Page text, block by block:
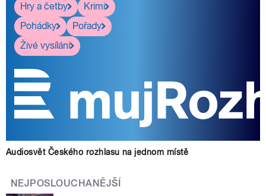
Hry a četby
Krimi
Pohádky
Pořady
Živé vysílání
Audiosvět Českého rozhlasu na jednom místě
NEJPOSLOUCHANĚJŠÍ